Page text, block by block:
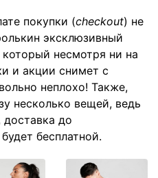
покупки (checkout) не
эксклюзивный
который несмотря ни на
и акции снимет с
неплохо! Также,
несколько вещей, ведь
до
бесплатной.